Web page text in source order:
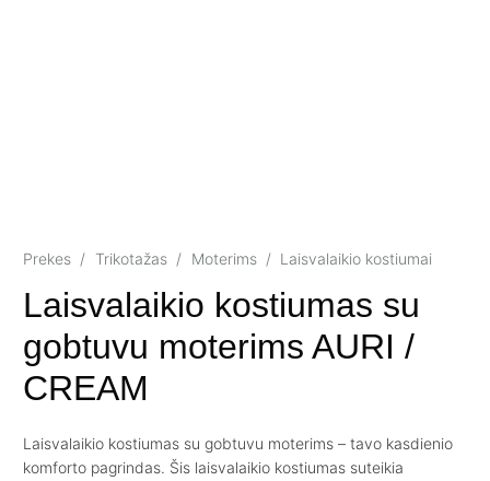
Prekes / Trikotažas / Moterims / Laisvalaikio kostiumai
Laisvalaikio kostiumas su
gobtuvu moterims AURI /
CREAM
Laisvalaikio kostiumas su gobtuvu moterims – tavo kasdienio
komforto pagrindas. Šis laisvalaikio kostiumas suteikia